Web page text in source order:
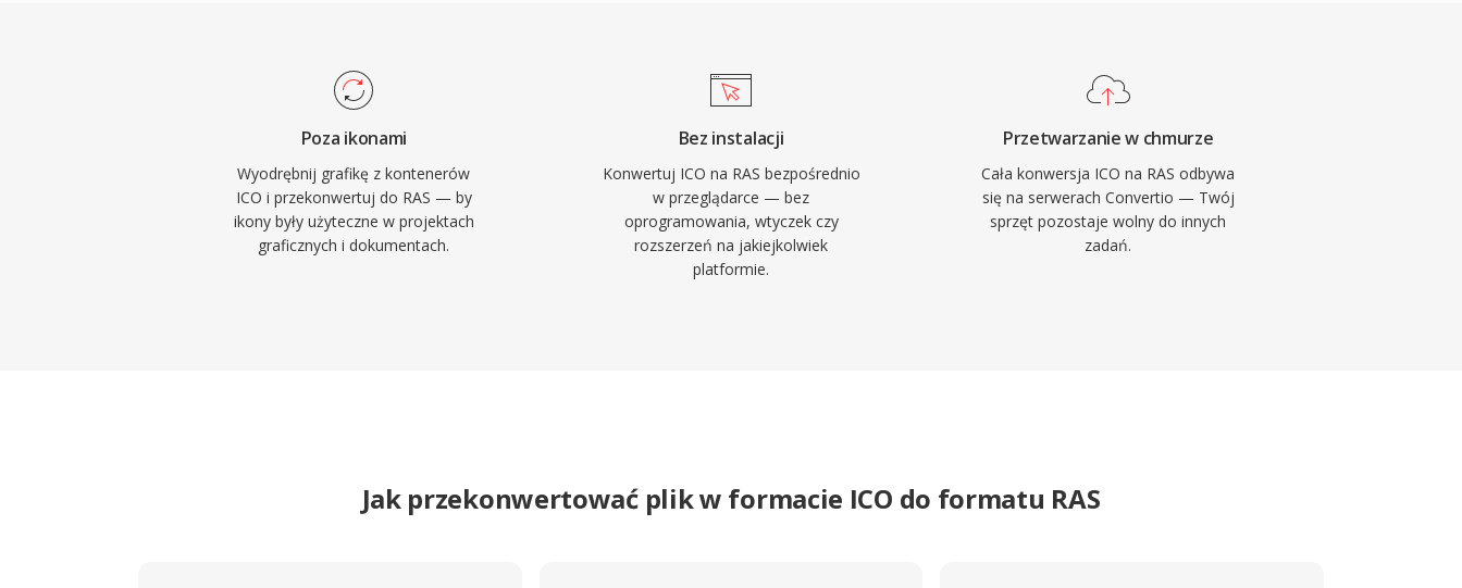
Poza ikonami
Wyodrębnij grafikę z kontenerów
ICO i przekonwertuj do RAS — by
ikony były użyteczne w projektach
graficznych i dokumentach.
Bez instalacji
Konwertuj ICO na RAS bezpośrednio
w przeglądarce — bez
oprogramowania, wtyczek czy
rozszerzeń na jakiejkolwiek
platformie.
Przetwarzanie w chmurze
Cała konwersja ICO na RAS odbywa
się na serwerach Convertio — Twój
sprzęt pozostaje wolny do innych
zadań.
Jak przekonwertować plik w formacie ICO do formatu RAS